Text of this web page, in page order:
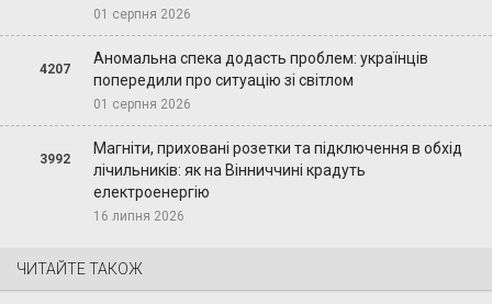
01 серпня 2026
4207
Аномальна спека додасть проблем: українців
попередили про ситуацію зі світлом
01 серпня 2026
3992
Магніти, приховані розетки та підключення в обхід
лічильників: як на Вінниччині крадуть
електроенергію
16 липня 2026
ЧИТАЙТЕ ТАКОЖ